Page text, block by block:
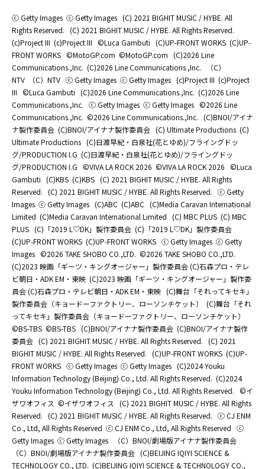
ⓒ Getty Images ⓒ Getty Images (C) 2021 BIGHIT MUSIC / HYBE. All
Rights Reserved. (C) 2021 BIGHIT MUSIC / HYBE. All Rights Reserved.
(c)Project III (c)Project III ©Luca Gambuti (C)UP-FRONT WORKS (C)UP-
FRONT WORKS ©MotoGP.com ©MotoGP.com (C)2026 Line
Communications.,Inc. (C)2026 Line Communications.,Inc.
（C）
NTV
（C）NTV ⓒ Getty Images ⓒ Getty Images (c)Project III (c)Project
III ©Luca Gambuti (C)2026 Line Communications.,Inc. (C)2026 Line
Communications.,Inc. ⓒ Getty Images ⓒ Getty Images ©2026 Line
Communications.,Inc. ©2026 Line Communications.,Inc. (C)BNOI/アイナ
ナ製作委員会 (C)BNOI/アイナナ製作委員会 (C) Ultimate Productions (C)
Ultimate Productions (C)日渡早紀・白泉社(花とゆめ)/フライングドッ
グ/PRODUCTION I.G (C)日渡早紀・白泉社(花とゆめ)/フライングドッ
グ/PRODUCTION I.G ©️VIVA LA ROCK 2026 ©️VIVA LA ROCK 2026 ©Luca
Gambuti (C)KBS (C)KBS (C) 2021 BIGHIT MUSIC / HYBE. All Rights
Reserved. (C) 2021 BIGHIT MUSIC / HYBE. All Rights Reserved. ⓒ Getty
Images ⓒ Getty Images (C)ABC (C)ABC (C)Media Caravan International
Limited (C)Media Caravan International Limited (C) MBC PLUS (C) MBC
PLUS (C)「2019 L♡DK」製作委員会 (C)「2019 L♡DK」製作委員会
(C)UP-FRONT WORKS (C)UP-FRONT WORKS ⓒ Getty Images ⓒ Getty
Images ©2026 TAKE SHOBO CO.,LTD. ©2026 TAKE SHOBO CO.,LTD.
(C)2023 映画「ギーツ・キングオージャー」製作委員会 (C)石森プロ・テレ
ビ朝日・ADK EM・東映 (C)2023 映画「ギーツ・キングオージャー」製作委
員会 (C)石森プロ・テレビ朝日・ADK EM・東映 (C)舞台「それってキセキ」
製作委員会（キョードーファクトリー、ローソンチケット）
(C)舞台「それ
ってキセキ」製作委員会（キョードーファクトリー、ローソンチケット）
©BS-TBS ©BS-TBS (C)BNOI/アイナナ製作委員会 (C)BNOI/アイナナ製作
委員会 (C) 2021 BIGHIT MUSIC / HYBE. All Rights Reserved. (C) 2021
BIGHIT MUSIC / HYBE. All Rights Reserved. (C)UP-FRONT WORKS (C)UP-
FRONT WORKS ⓒ Getty Images ⓒ Getty Images (C)2024 Youku
Information Technology (Beijing) Co., Ltd. All Rights Reserved. (C)2024
Youku Information Technology (Beijing) Co., Ltd. All Rights Reserved. ©イ
ザワオフィス ©イザワオフィス
(C) 2021 BIGHIT MUSIC / HYBE. All Rights
Reserved. (C) 2021 BIGHIT MUSIC / HYBE. All Rights Reserved. ⓒ CJ ENM
Co., Ltd, All Rights Reserved ⓒ CJ ENM Co., Ltd, All Rights Reserved ⓒ
Getty Images ⓒ Getty Images
（C）BNOI/劇場版アイナナ製作委員会
（C）BNOI/劇場版アイナナ製作委員会 (C)BEIJING IQIYI SCIENCE &
TECHNOLOGY CO., LTD. (C)BEIJING IQIYI SCIENCE & TECHNOLOGY CO.,